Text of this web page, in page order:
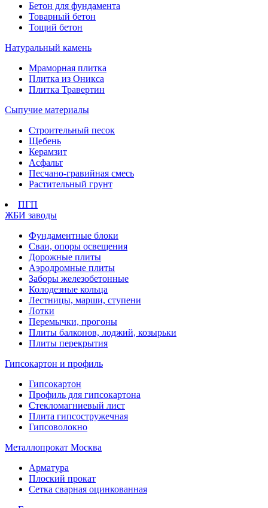
Бетон для фундамента
Товарный бетон
Тощий бетон
Натуральный камень
Мраморная плитка
Плитка из Оникса
Плитка Травертин
Сыпучие материалы
Строительный песок
Щебень
Керамзит
Асфальт
Песчано-гравийная смесь
Растительный грунт
ПГП
ЖБИ заводы
Фундаментные блоки
Сваи, опоры освещения
Дорожные плиты
Аэродромные плиты
Заборы железобетонные
Колодезные кольца
Лестницы, марши, ступени
Лотки
Перемычки, прогоны
Плиты балконов, лоджий, козырьки
Плиты перекрытия
Гипсокартон и профиль
Гипсокартон
Профиль для гипсокартона
Стекломагниевый лист
Плита гипсостружечная
Гипсоволокно
Металлопрокат Москва
Арматура
Плоский прокат
Сетка сварная оцинкованная